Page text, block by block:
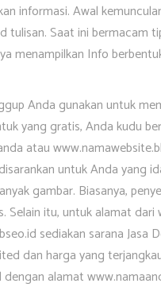
informasi. Awal
Saat ini bermacam
menampilkan Info
Anda gunakan untuk
yang gratis, Anda kudu
atau
untuk Anda yang
gambar. Biasanya,
itu, untuk alamat
sediakan sarana Jasa
dan harga yang
alamat